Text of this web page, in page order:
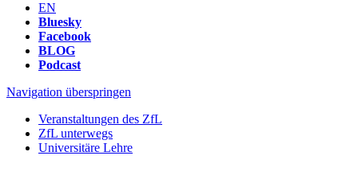
EN
Bluesky
Facebook
BLOG
Podcast
Navigation überspringen
Veranstaltungen des ZfL
ZfL unterwegs
Universitäre Lehre